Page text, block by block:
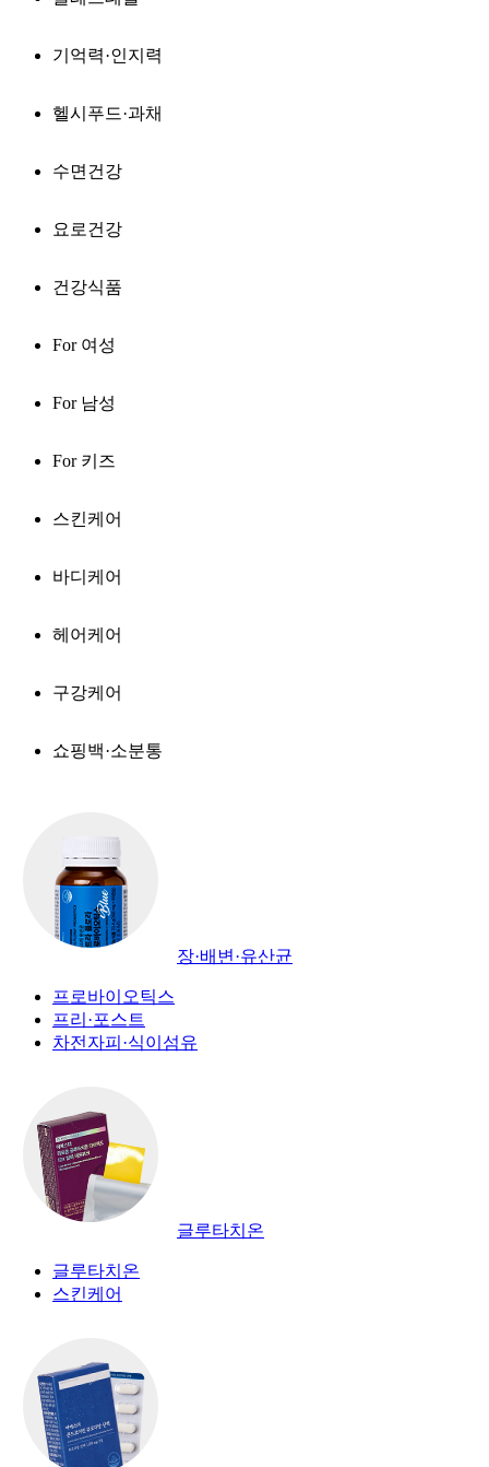
기억력·인지력
헬시푸드·과채
수면건강
요로건강
건강식품
For 여성
For 남성
For 키즈
스킨케어
바디케어
헤어케어
구강케어
쇼핑백·소분통
장·배변·유산균
프로바이오틱스
프리·포스트
차전자피·식이섬유
글루타치온
글루타치온
스킨케어